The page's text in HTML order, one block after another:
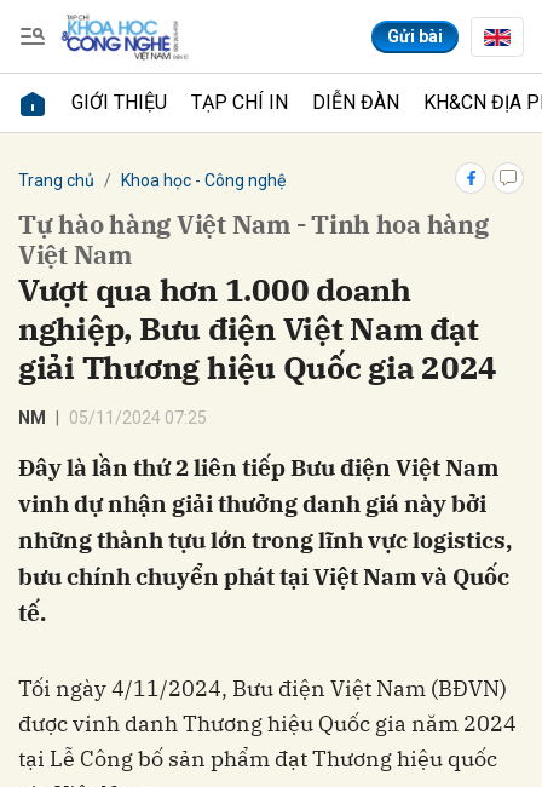
Gửi bài
GIỚI THIỆU TẠP CHÍ IN DIỄN ĐÀN KH&CN ĐỊA
Trang chủ Khoa học - Công nghệ
Tự hào hàng Việt Nam - Tinh hoa hàng
Việt Nam
Vượt qua hơn 1.000 doanh
nghiệp, Bưu điện Việt Nam đạt
giải Thương hiệu Quốc gia 2024
NM 05/11/2024 07:25
Đây là lần thứ 2 liên tiếp Bưu điện Việt Nam
vinh dự nhận giải thưởng danh giá này bởi
những thành tựu lớn trong lĩnh vực logistics,
bưu chính chuyển phát tại Việt Nam và Quốc
tế.
Tối ngày 4/11/2024, Bưu điện Việt Nam (BĐVN)
được vinh danh Thương hiệu Quốc gia năm 2024
tại Lễ Công bố sản phẩm đạt Thương hiệu quốc
Gửi bình luận